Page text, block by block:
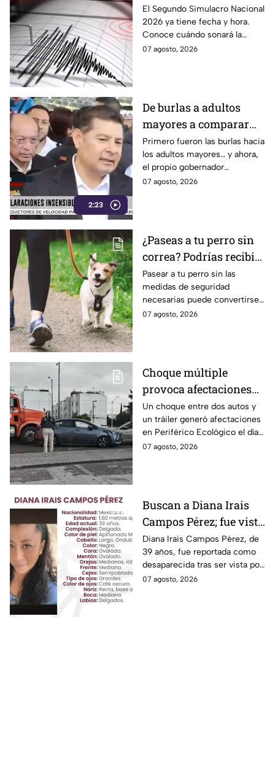
Nacional 2026? A esta
hora sonará la alerta
sísmica
El Segundo Simulacro Nacional
2026 ya tiene fecha y hora.
Conoce cuándo sonará la
alerta sísmica y qué ocurrirá
07 agosto, 2026
2:23
De burlas a adultos
mayores a comparar
Puebla con Palestina:
Alejandro Armenta se
disculpa “a modo” por
sus insensibles dichos
las también morenistas
Nayeli Salvatori y
Grace Palomares
Primero fueron las burlas hacia
los adultos mayores… y ahora,
el propio gobernador
morenista Alejandro Armenta
en Palestina. Tras la polémica y
el rechazo, el mandatario tuvo
que salir a pedir disculpas…
pero la pregunta es: ¿Basta
con decir “me equivoqué”
cada vez que una declaración
genera indignación?
07 agosto, 2026
¿Paseas a tu perro sin
correa? Podrías recibir
una fuerte MULTA
Pasear a tu perro sin las
medidas de seguridad
necesarias puede convertirse
en una infracción en la CDMX,
07 agosto, 2026
Choque múltiple
provoca afectaciones
en Periférico Ecológico
hoy viernes
Un choque entre dos autos y
un tráiler generó afectaciones
en Periférico Ecológico el día
de hoy, con dirección a la 24
07 agosto, 2026
Buscan a Diana Irais
Campos Pérez; fue vista
por última vez en la
ciudad de Puebla
Diana Irais Campos Pérez, de
39 años, fue reportada como
desaparecida tras ser vista por
última vez el 6 de agosto en
07 agosto, 2026